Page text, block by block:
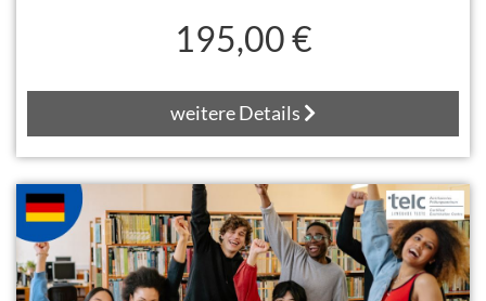
195,00 €
weitere Details